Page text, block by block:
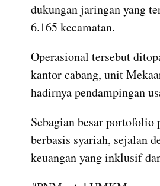
dukungan jaringan yang
6.165 kecamatan.
Operasional tersebut
kantor cabang, unit
hadirnya pendampingan
Sebagian besar portofolio
berbasis syariah, sejalan
keuangan yang inklusif